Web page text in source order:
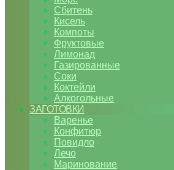
Сбитень
Кисель
Компоты
Фруктовые
Лимонад
Газированные
Соки
Коктейли
Алкогольные
ЗАГОТОВКИ
Варенье
Конфитюр
Повидло
Лечо
Маринование